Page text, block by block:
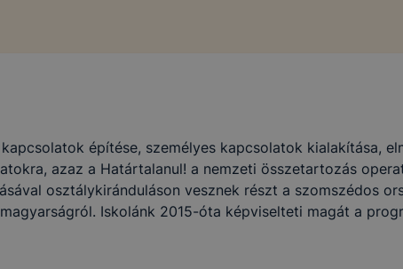
építése, személyes kapcsolatok kialakítása,
azaz a Határtalanul! a nemzeti összetartozás
osztálykiránduláson vesznek részt a szomszédos
Iskolánk 2015-óta képviselteti magát a